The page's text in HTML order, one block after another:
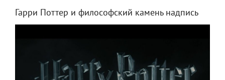
Гарри Поттер и философский камень надпись